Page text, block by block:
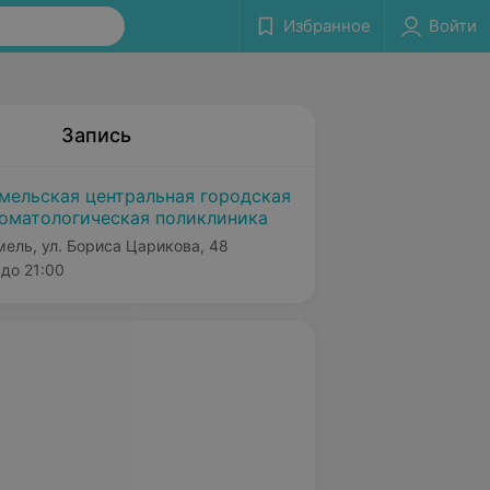
Избранное Войти
Запись
центральная городская
поликлиника
ул. Бориса Царикова, 48
до 21:00